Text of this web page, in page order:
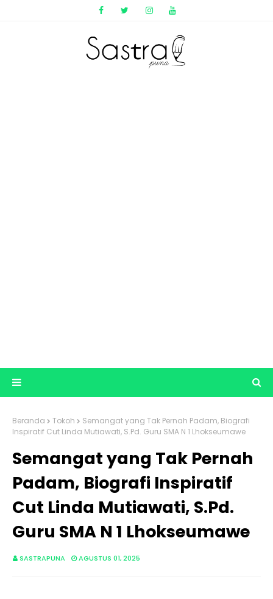
Beranda Tokoh
Semangat yang Tak Pernah Padam, Biografi
Inspiratif Cut Linda Mutiawati, S.Pd. Guru SMA N 1 Lhokseumawe
Semangat yang Tak Pernah
Padam, Biografi Inspiratif
Cut Linda Mutiawati, S.Pd.
Guru SMA N 1 Lhokseumawe
SASTRAPUNA AGUSTUS 01, 2025